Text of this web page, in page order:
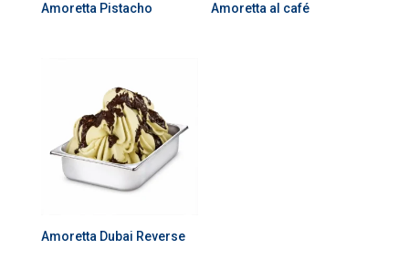
Amoretta Pistacho Amoretta al café
Amoretta Dubai Reverse